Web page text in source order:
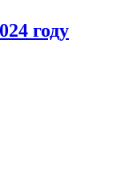
году